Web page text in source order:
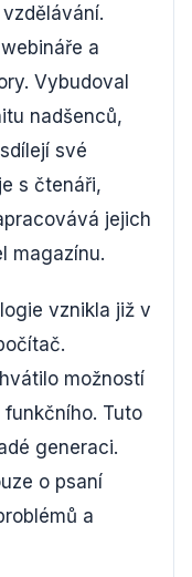
a
Vybudoval
nadšenců,
své
s čtenáři,
jejich
magazínu.
vznikla již v
možností
Tuto
generaci.
o psaní
a